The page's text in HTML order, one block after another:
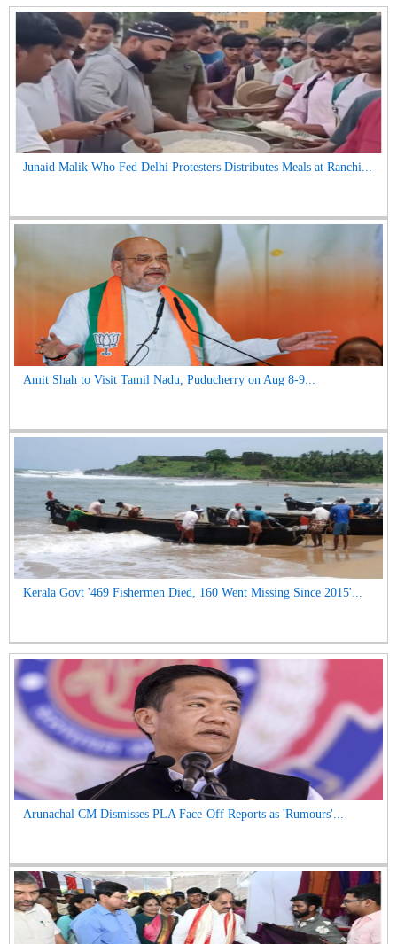
Junaid Malik Who Fed Delhi Protesters Distributes Meals at Ranchi...
Amit Shah to Visit Tamil Nadu, Puducherry on Aug 8-9...
Kerala Govt '469 Fishermen Died, 160 Went Missing Since 2015'...
Arunachal CM Dismisses PLA Face-Off Reports as 'Rumours'...